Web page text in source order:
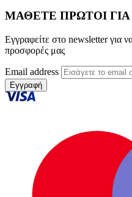
ΜΑΘΕΤΕ ΠΡΩΤΟΙ
Εγγραφείτε στο newsletter για
προσφορές μας
Email address
Εγγραφή